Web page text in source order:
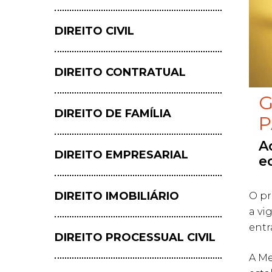
DIREITO CIVIL
DIREITO CONTRATUAL
DIREITO DE FAMÍLIA
DIREITO EMPRESARIAL
DIREITO IMOBILIÁRIO
DIREITO PROCESSUAL CIVIL
O
a
A